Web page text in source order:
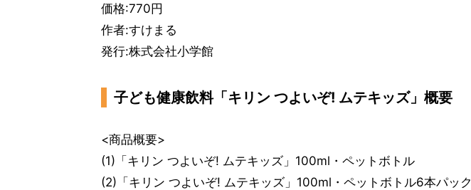
価格:770円
作者:すけまる
発行:株式会社小学館
子ども健康飲料「キリン つよいぞ! ムテキッズ」概要
<商品概要>
(1)「キリン つよいぞ! ムテキッズ」100ml・ペットボトル
(2)「キリン つよいぞ! ムテキッズ」100ml・ペットボトル6本パック